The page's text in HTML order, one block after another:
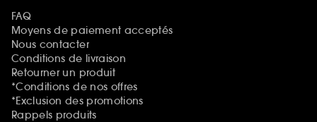
FAQ
Moyens de paiement acceptés
Nous contacter
Conditions de livraison
Retourner un produit
*Conditions de nos offres
*Exclusion des promotions
Rappels produits